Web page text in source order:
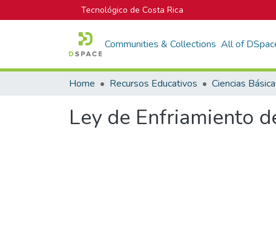
Tecnológico de Costa Rica
Communities & Collections All of
Home Recursos Educativos Ciencias
Ley de Enfriamiento